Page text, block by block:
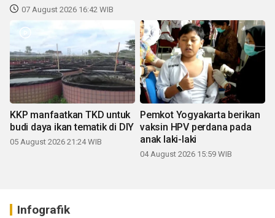
07 August 2026 16:42 WIB
KKP manfaatkan TKD untuk
budi daya ikan tematik di DIY
05 August 2026 21:24 WIB
Pemkot Yogyakarta berikan
vaksin HPV perdana pada
anak laki-laki
04 August 2026 15:59 WIB
Infografik